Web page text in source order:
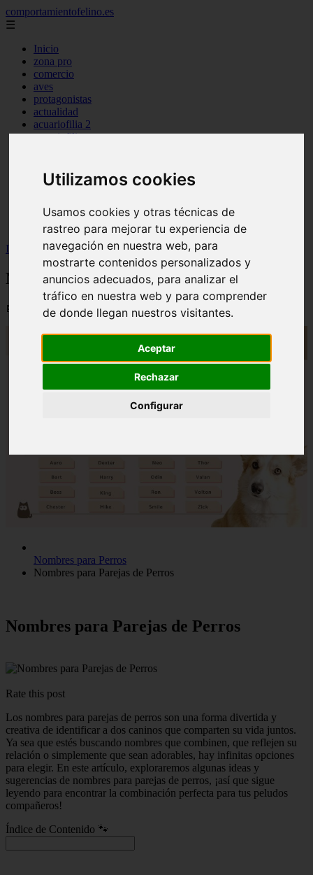
Utilizamos cookies
Usamos cookies y otras técnicas de
rastreo para mejorar tu experiencia de
navegación en nuestra web, para
mostrarte contenidos personalizados y
anuncios adecuados, para analizar el
tráfico en nuestra web y para comprender
de donde llegan nuestros visitantes.
Aceptar
Rechazar
Configurar
comportamientofelino.es
☰
Inicio
zona pro
comercio
aves
protagonistas
actualidad
acuariofilia 2
acuariofilia
nombres para gatos
novedades
uncategorized
zona pro
Inicio
gatos2 >Nombres para Parejas de Perros
Nombres para Parejas de Perros
📅 12/06/2025
Nombres para Perros
Nombres para Parejas de Perros
Nombres para Parejas de Perros
Rate this post
Los nombres para parejas de perros son una forma divertida y
creativa de identificar a dos caninos que comparten su vida juntos.
Ya sea que estés buscando nombres que combinen, que reflejen su
relación o simplemente que sean adorables, hay infinitas opciones
para elegir. En este artículo, exploraremos algunas ideas y
sugerencias de nombres para parejas de perros, ¡así que sigue
leyendo para encontrar la combinación perfecta para tus peludos
compañeros!
Índice de Contenido 🐾